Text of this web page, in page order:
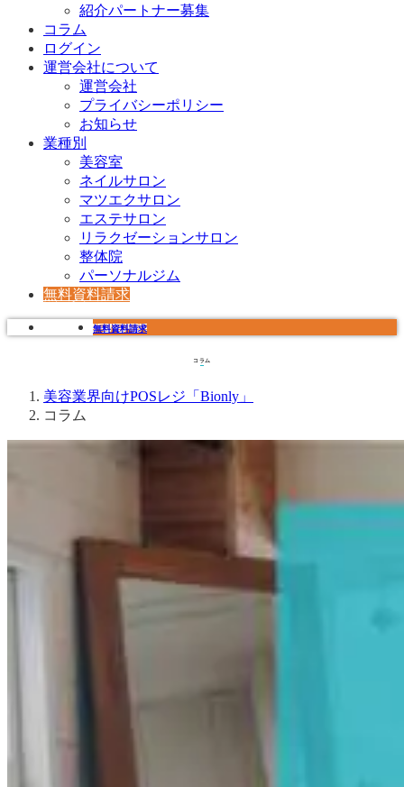
紹介パートナー募集
コラム
ログイン
運営会社について
運営会社
プライバシーポリシー
お知らせ
業種別
美容室
ネイルサロン
マツエクサロン
エステサロン
リラクゼーションサロン
整体院
パーソナルジム
無料資料請求
無料資料請求
コラム
コラム